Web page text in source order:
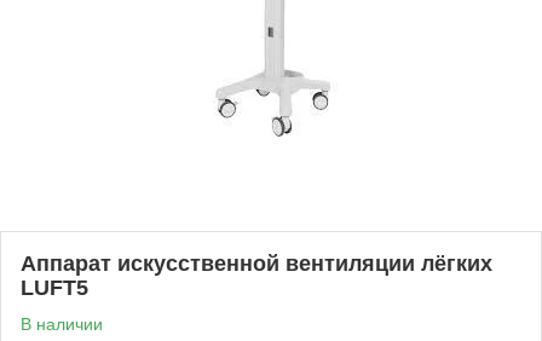
Аппарат искусственной вентиляции лёгких
LUFT5
В наличии